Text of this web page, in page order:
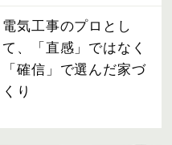
電気工事のプロとし
て、「直感」ではなく
「確信」で選んだ家づ
くり